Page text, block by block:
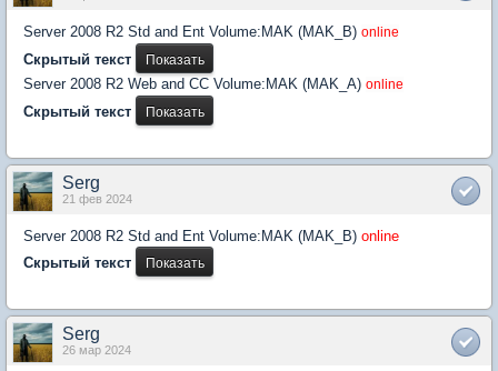
Server 2008 R2 Std and Ent Volume:MAK (MAK_B) online
Скрытый текст
Server 2008 R2 Web and CC Volume:MAK (MAK_A) online
Скрытый текст
Serg
21 фев 2024
Server 2008 R2 Std and Ent Volume:MAK (MAK_B) online
Скрытый текст
Serg
26 мар 2024